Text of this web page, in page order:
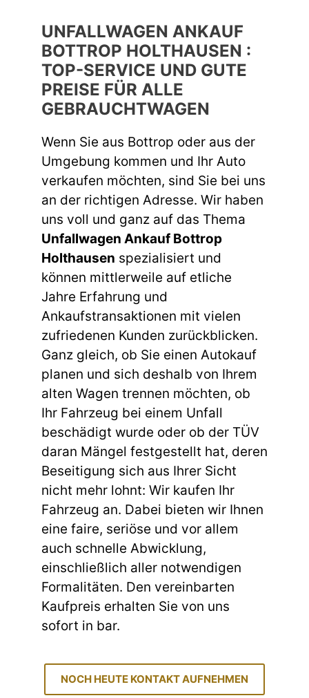
UNFALLWAGEN ANKAUF
BOTTROP HOLTHAUSEN :
TOP-SERVICE UND GUTE
PREISE FÜR ALLE
GEBRAUCHTWAGEN
Wenn Sie aus Bottrop oder aus der
Umgebung kommen und Ihr Auto
verkaufen möchten, sind Sie bei uns
an der richtigen Adresse. Wir haben
uns voll und ganz auf das Thema
Unfallwagen Ankauf Bottrop
Holthausen spezialisiert und
können mittlerweile auf etliche
Jahre Erfahrung und
Ankaufstransaktionen mit vielen
zufriedenen Kunden zurückblicken.
Ganz gleich, ob Sie einen Autokauf
planen und sich deshalb von Ihrem
alten Wagen trennen möchten, ob
Ihr Fahrzeug bei einem Unfall
beschädigt wurde oder ob der TÜV
daran Mängel festgestellt hat, deren
Beseitigung sich aus Ihrer Sicht
nicht mehr lohnt: Wir kaufen Ihr
Fahrzeug an. Dabei bieten wir Ihnen
eine faire, seriöse und vor allem
auch schnelle Abwicklung,
einschließlich aller notwendigen
Formalitäten. Den vereinbarten
Kaufpreis erhalten Sie von uns
sofort in bar.
NOCH HEUTE KONTAKT AUFNEHMEN